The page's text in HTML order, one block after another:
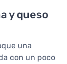
y queso
una
con un poco